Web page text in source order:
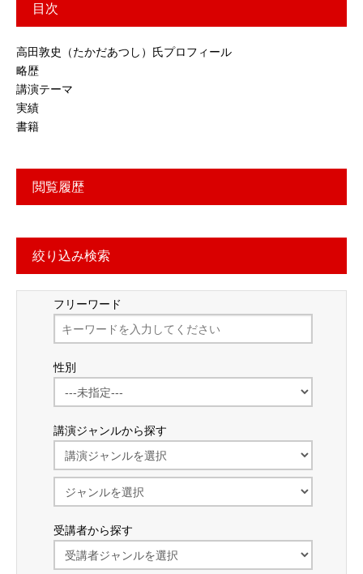
目次
高田敦史（たかだあつし）氏プロフィール
略歴
講演テーマ
実績
書籍
閲覧履歴
絞り込み検索
フリーワード
性別
講演ジャンルから探す
受講者から探す